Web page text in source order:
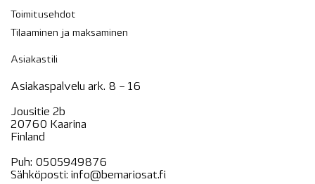
Toimitusehdot
Tilaaminen ja maksaminen
Asiakastili
Asiakaspalvelu ark. 8 – 16
Jousitie 2b
20760 Kaarina
Finland
Puh: 0505949876
Sähköposti: info@bemariosat.fi